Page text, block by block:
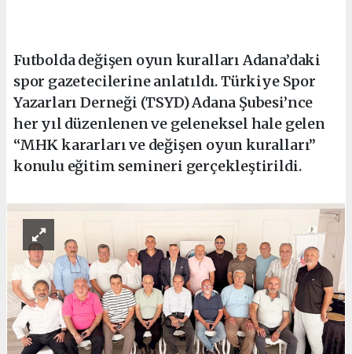
Futbolda değişen oyun kuralları Adana’daki
spor gazetecilerine anlatıldı. Türkiye Spor
Yazarları Derneği (TSYD) Adana Şubesi’nce
her yıl düzenlenen ve geleneksel hale gelen
“MHK kararları ve değişen oyun kuralları”
konulu eğitim semineri gerçekleştirildi.